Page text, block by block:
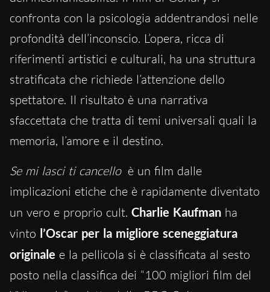
confronta con la psicologia addentrandosi nelle
profondità dell’inconscio. L’opera, ricca di
riferimenti artistici e culturali, ha una struttura
stratificata che richiede l’attenzione dello
spettatore. Il risultato è una narrativa
sfaccettata che tratta di temi universali quali la
memoria, l’amore e il destino.
Se mi lasci ti cancello è un film dalle
implicazioni etiche che è rapidamente diventato
un vero e proprio cult. Charlie Kaufman ha
vinto l’Oscar per la migliore sceneggiatura
originale e la pellicola si è classificata al sesto
posto nella classifica dei “100 migliori film del